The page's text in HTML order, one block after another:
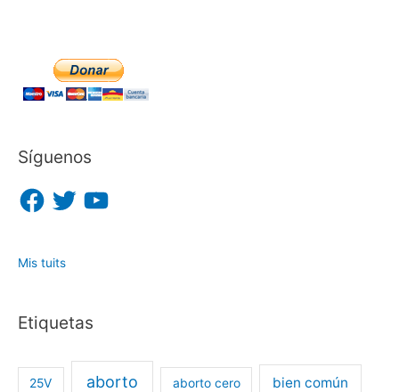
Síguenos
F
a
c
o
k
T
w
r
Y
o
Mis tuits
Etiquetas
25V aborto aborto cero bien común